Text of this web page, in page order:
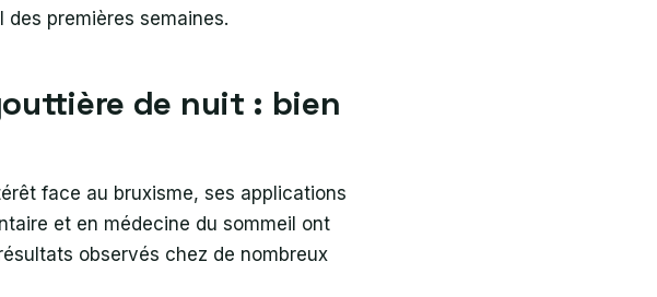
premières semaines.
de nuit : bien
face au bruxisme, ses applications
et en médecine du sommeil ont
observés chez de nombreux